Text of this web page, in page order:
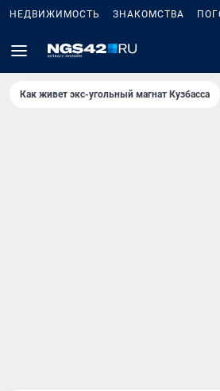
НЕДВИЖИМОСТЬ ЗНАКОМСТВА
Как живет экс-угольный магнат Кузбасса